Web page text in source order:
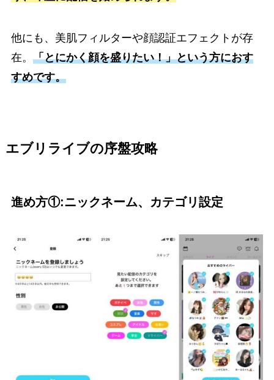
他にも、美肌フィルターや顔認証エフェクトが存
在。 「とにかく顔を盛りたい！」という方におす
すめです。
エブリライブの序盤攻略
進め方①:ニックネーム、カテゴリ設定